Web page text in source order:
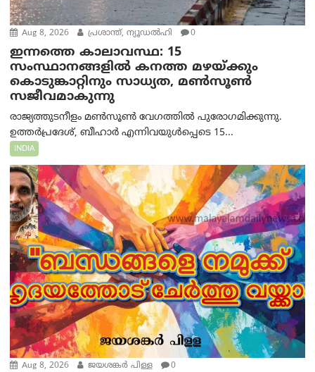
Aug 8, 2026 പ്രശാന്ത്, ന്യൂഡല്‍ഹി 0
ഇന്നത്തെ കാലാവസ്ഥ: 15
സംസ്ഥാനങ്ങളിൽ കനത്ത മഴയ്ക്കും
കൊടുങ്കാറ്റിനും സാധ്യത, മൺസൂൺ
സജീവമാകുന്നു
രാജ്യത്തുടനീളം മൺസൂൺ വേഗത്തിൽ പുരോഗമിക്കുന്നു.
ഉത്തർപ്രദേശ്, ബീഹാർ എന്നിവയുൾപ്പെടെ 15...
INDIA
Aug 8, 2026 ജയശങ്കര്‍ പിള്ള 0